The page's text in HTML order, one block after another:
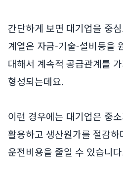
간단하게 보면 대기업을 중
계열은 자금-기술-설비등을
대해서 계속적 공급관계를
형성되는데요.
이런 경우에는 대기업은 중
활용하고 생산원가를 절감하
운전비용을 줄일 수 있습니